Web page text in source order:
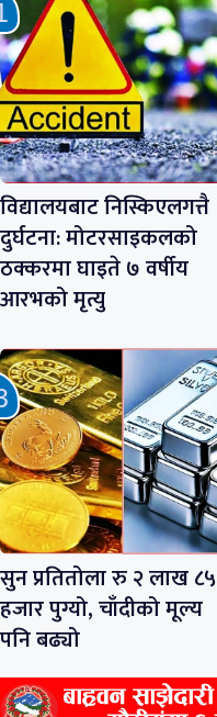
विद्यालयबाट निस्किएलगत्तै
दुर्घटना: मोटरसाइकलको
ठक्करमा घाइते ७ वर्षीय
आरभको मृत्यु
सुन प्रतितोला रु २ लाख ८५
हजार पुग्यो, चाँदीको मूल्य
पनि बढ्यो